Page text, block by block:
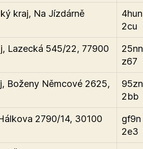
kraj, Na Jízdárně
4hun
2cu
Lazecká 545/22, 77900
25nn
z67
Boženy Němcové 2625,
95zn
2bb
2790/14, 30100
gf9n
2e3